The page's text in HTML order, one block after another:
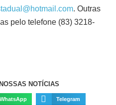
. Outras
pelo telefone (83) 3218-
NOTÍCIAS
WhatsApp Telegram